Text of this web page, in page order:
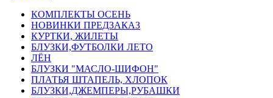
КОМПЛЕКТЫ ОСЕНЬ
НОВИНКИ ПРЕДЗАКАЗ
КУРТКИ, ЖИЛЕТЫ
БЛУЗКИ,ФУТБОЛКИ ЛЕТО
ЛЁН
БЛУЗКИ "МАСЛО-ШИФОН"
ПЛАТЬЯ ШТАПЕЛЬ, ХЛОПОК
БЛУЗКИ,ДЖЕМПЕРЫ,РУБАШКИ